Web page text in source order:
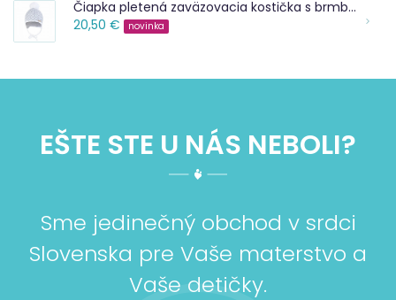
Čiapka pletená zaväzovacia kostička s brmbolcom Outlast ® | biela
20,50 €
novinka
EŠTE STE U NÁS NEBOLI?
Sme jedinečný obchod v srdci
Slovenska pre Vaše materstvo a
Vaše detičky.